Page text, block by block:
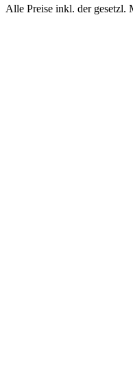
Alle Preise inkl. der gesetzl.